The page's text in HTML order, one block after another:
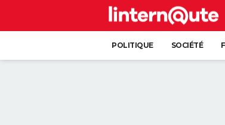
POLITIQUE SOCIÉTÉ